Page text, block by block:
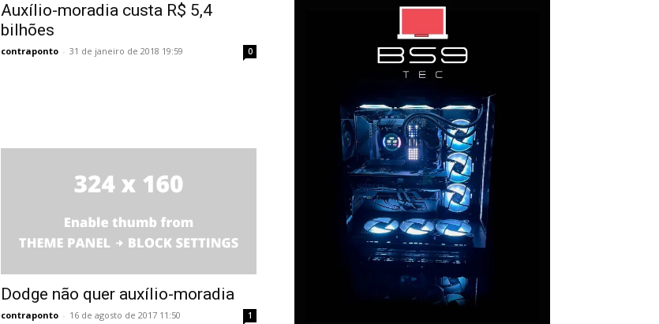
Auxílio-moradia custa R$ 5,4
bilhões
contraponto - 31 de janeiro de 2018 19:59 0
Dodge não quer auxílio-moradia
contraponto - 16 de agosto de 2017 11:50 1